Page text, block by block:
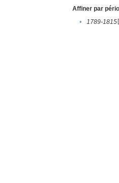
Affiner par
•
1789-1815